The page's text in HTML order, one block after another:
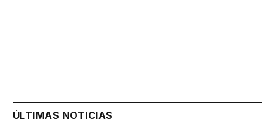
ÚLTIMAS NOTICIAS